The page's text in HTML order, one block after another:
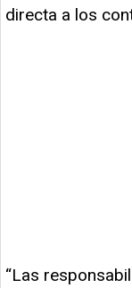
directa a los
“Las